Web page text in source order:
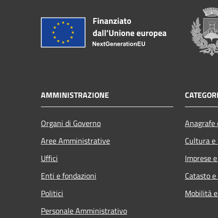
AMMINISTRAZIONE
Organi di Governo
Aree Amministrative
Uffici
Enti e fondazioni
Politici
Personale Amministrativo
Cultura
Imprese
Catasto
Mobilità